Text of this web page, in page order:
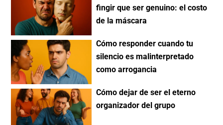
fingir que ser genuino: el costo
de la máscara
Cómo responder cuando tu
silencio es malinterpretado
como arrogancia
Cómo dejar de ser el eterno
organizador del grupo